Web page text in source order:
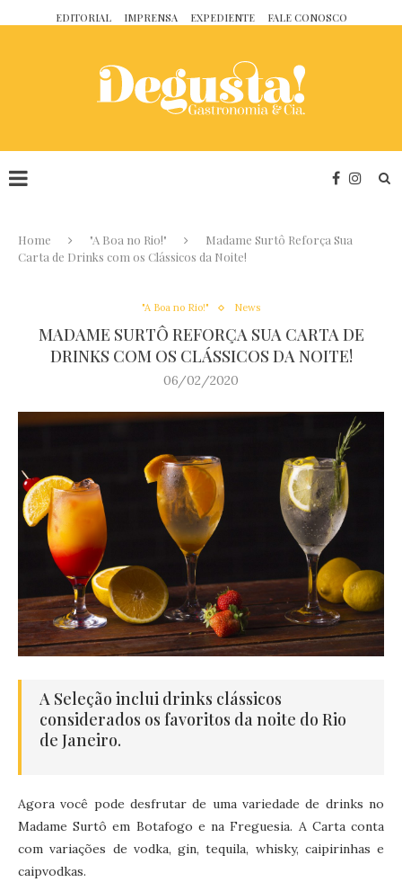
EDITORIAL IMPRENSA EXPEDIENTE FALE CONOSCO
Home "A Boa no Rio!"
Madame Surtô Reforça Sua
Carta de Drinks com os Clássicos da Noite!
"A Boa no Rio!" News
MADAME SURTÔ REFORÇA SUA CARTA DE
DRINKS COM OS CLÁSSICOS DA NOITE!
06/02/2020
A Seleção inclui drinks clássicos
considerados os favoritos da noite do Rio
de Janeiro.
Agora você pode desfrutar de uma variedade de drinks no
Madame Surtô em Botafogo e na Freguesia. A Carta conta
com variações de vodka, gin, tequila, whisky, caipirinhas e
caipvodkas.